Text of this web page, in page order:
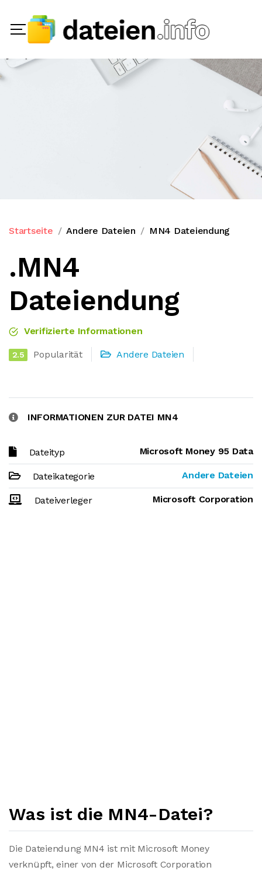
Startseite Andere Dateien MN4 Dateiendung
.MN4
Dateiendung
Verifizierte Informationen
2.5 Popularität Andere Dateien
INFORMATIONEN ZUR DATEI MN4
Dateityp Microsoft Money 95 Data
Dateikategorie Andere Dateien
Dateiverleger Microsoft Corporation
Was ist die MN4-Datei?
Die Dateiendung MN4 ist mit Microsoft Money
verknüpft, einer von der Microsoft Corporation